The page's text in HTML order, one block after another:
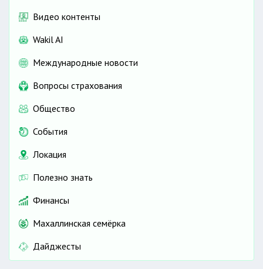
Видео контенты
Wakil AI
Международные новости
Вопросы страхования
Общество
События
Локация
Полезно знать
Финансы
Махаллинская семёрка
Дайджесты